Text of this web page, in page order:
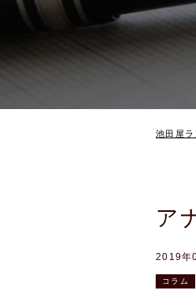
池田屋ラ
ア
2019年
コラム